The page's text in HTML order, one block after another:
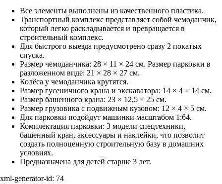
Все элементы выполнены из качественного пластика.
Транспортный комплекс представляет собой чемоданчик,
который легко раскладывается и превращается в
строительный комплекс.
Для быстрого выезда предусмотрено сразу 2 покатых
спуска.
Размер чемоданчика: 28 × 11 × 24 см. Размер парковки в
разложенном виде: 21 × 28 × 27 см.
Колёса у чемоданчика крутятся.
Размер гусеничного крана и экскаватора: 14 × 4 × 14 см.
Размер башенного крана: 23 × 12,5 × 25 см.
Размер грузовика с подвижным кузовом: 12 × 4 × 5 см.
Для парковки подойдут машинки масштабом 1:64.
Комплектация парковки: 3 модели спецтехники,
башенный кран, аксессуары и наклейки, что позволит
создать полноценную строительную базу в домашних
условиях.
Предназначена для детей старше 3 лет.
xml-generator-id: 74